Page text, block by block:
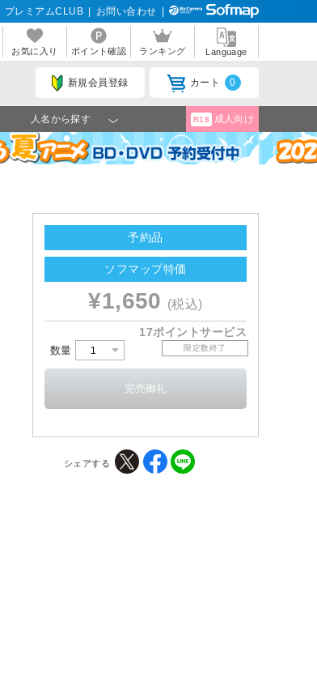
プレミアムCLUB お問い合わせ
お気に入り ポイント確認 ランキング Language
新規会員登録 カート 0
人名から探す R18 成人向け
予約品
ソフマップ特価
¥1,650 (税込)
17ポイントサービス
数量 限定数終了
シェアする